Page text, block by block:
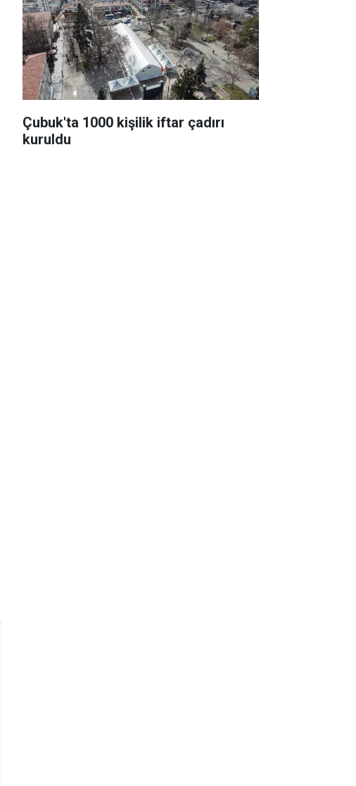
Çubuk'ta 1000 kişilik iftar çadırı
kuruldu